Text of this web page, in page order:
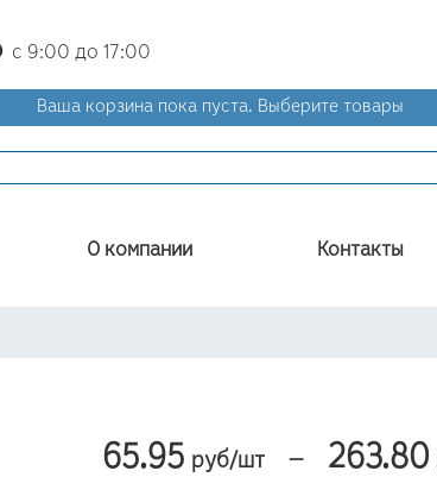
с 9:00 до 17:00
Ваша корзина пока пуста. Выберите товары
О компании Контакты
65.95 руб/шт — 263.80